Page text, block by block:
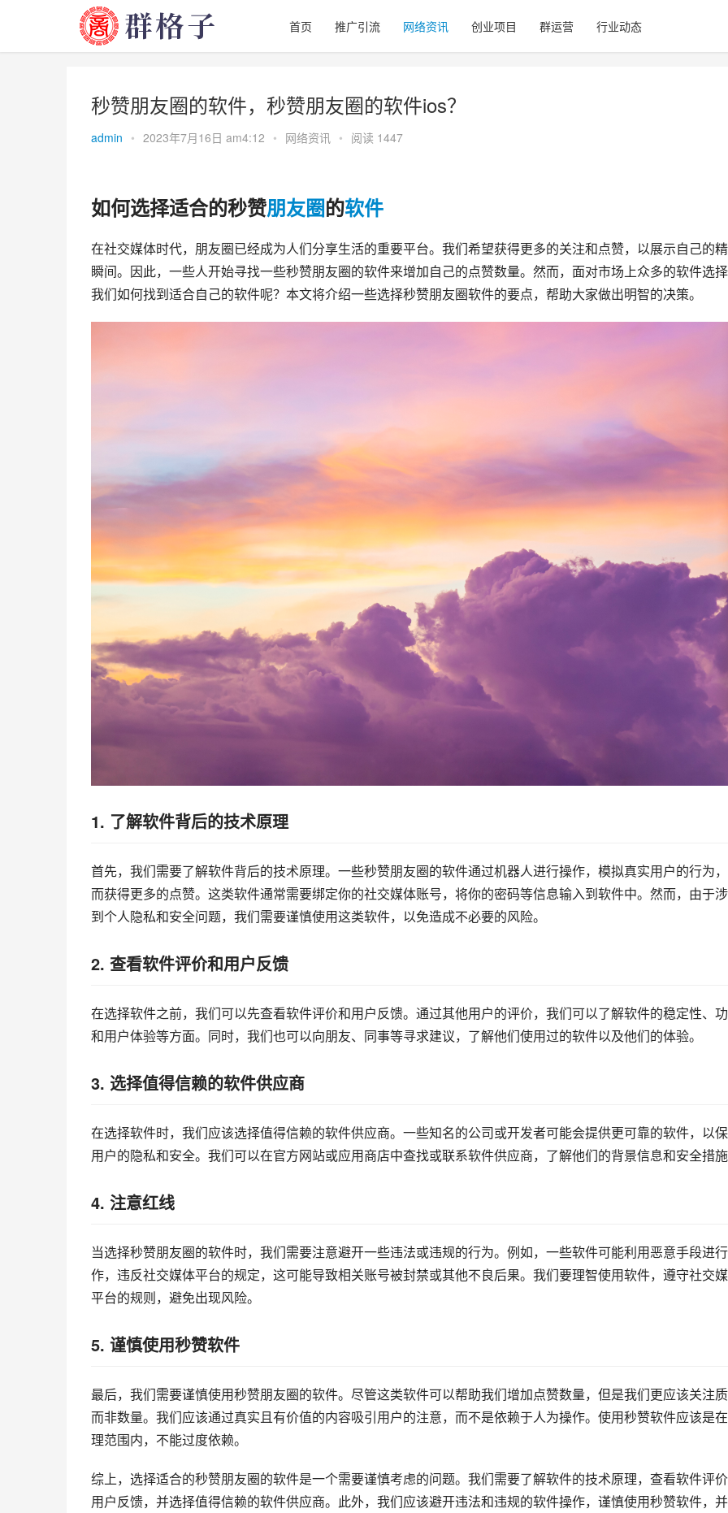
首页 推广引流 网络资讯 创业项目 群运营 行业动态
秒赞朋友圈的软件，秒赞朋友圈的软件ios？
admin • 2023年7月16日 am4:12 • 网络资讯 • 阅读 1447
如何选择适合的秒赞朋友圈的软件
在社交媒体时代，朋友圈已经成为人们分享生活的重要平台。我们希望获得更多的关注和点赞，以展示自己的
瞬间。因此，一些人开始寻找一些秒赞朋友圈的软件来增加自己的点赞数量。然而，面对市场上众多的软件选
我们如何找到适合自己的软件呢？本文将介绍一些选择秒赞朋友圈软件的要点，帮助大家做出明智的决策。
1. 了解软件背后的技术原理
首先，我们需要了解软件背后的技术原理。一些秒赞朋友圈的软件通过机器人进行操作，模拟真实用户的行为
而获得更多的点赞。这类软件通常需要绑定你的社交媒体账号，将你的密码等信息输入到软件中。然而，由于
到个人隐私和安全问题，我们需要谨慎使用这类软件，以免造成不必要的风险。
2. 查看软件评价和用户反馈
在选择软件之前，我们可以先查看软件评价和用户反馈。通过其他用户的评价，我们可以了解软件的稳定性、
和用户体验等方面。同时，我们也可以向朋友、同事等寻求建议，了解他们使用过的软件以及他们的体验。
3. 选择值得信赖的软件供应商
在选择软件时，我们应该选择值得信赖的软件供应商。一些知名的公司或开发者可能会提供更可靠的软件，以
用户的隐私和安全。我们可以在官方网站或应用商店中查找或联系软件供应商，了解他们的背景信息和安全措
4. 注意红线
当选择秒赞朋友圈的软件时，我们需要注意避开一些违法或违规的行为。例如，一些软件可能利用恶意手段进
作，违反社交媒体平台的规定，这可能导致相关账号被封禁或其他不良后果。我们要理智使用软件，遵守社交
平台的规则，避免出现风险。
5. 谨慎使用秒赞软件
最后，我们需要谨慎使用秒赞朋友圈的软件。尽管这类软件可以帮助我们增加点赞数量，但是我们更应该关注
而非数量。我们应该通过真实且有价值的内容吸引用户的注意，而不是依赖于人为操作。使用秒赞软件应该是
理范围内，不能过度依赖。
综上，选择适合的秒赞朋友圈的软件是一个需要谨慎考虑的问题。我们需要了解软件的技术原理，查看软件评
用户反馈，并选择值得信赖的软件供应商。此外，我们应该避开违法和违规的软件操作，谨慎使用秒赞软件，